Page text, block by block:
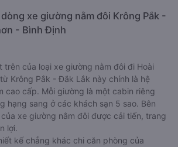
xe giường nằm đôi Krông Pắk -
- Bình Định
trên của loại xe giường nằm đôi đi Hoài
Krông Pắk - Đắk Lắk này chính là hệ
cao cấp. Mỗi giường là một cabin riêng
hạng sang ở các khách sạn 5 sao. Bên
xe giường nằm đôi được cải tiến, trang
lợi.
kế chẳng khác chi căn phòng của